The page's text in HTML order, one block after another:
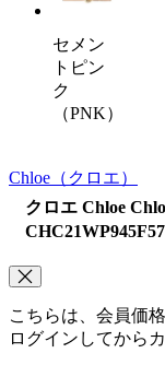
セメン
トピン
ク
（PNK）
Chloe （クロエ）
クロエ Chloe
こちらは、会員価
ログインしてから